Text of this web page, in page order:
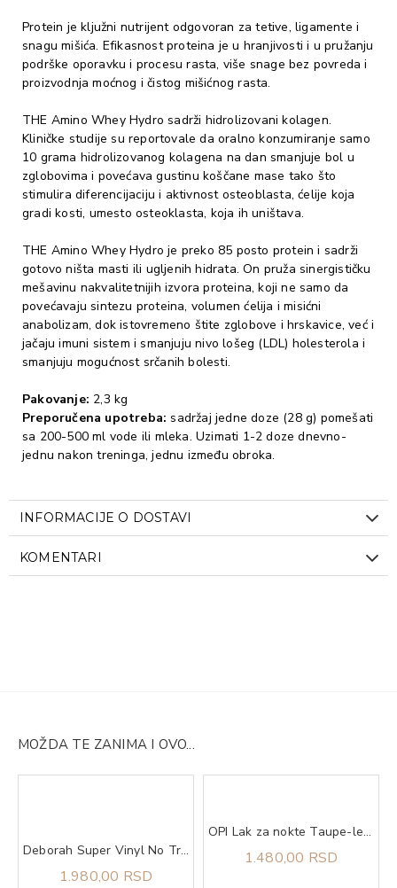
Protein je kljužni nutrijent odgovoran za tetive, ligamente i
snagu mišića. Efikasnost proteina je u hranjivosti i u pružanju
podrške oporavku i procesu rasta, više snage bez povreda i
proizvodnja moćnog i čistog mišićnog rasta.
THE Amino Whey Hydro sadrži hidrolizovani kolagen.
Kliničke studije su reportovale da oralno konzumiranje samo
10 grama hidrolizovanog kolagena na dan smanjuje bol u
zglobovima i povećava gustinu koščane mase tako što
stimulira diferencijaciju i aktivnost osteoblasta, ćelije koja
gradi kosti, umesto osteoklasta, koja ih uništava.
THE Amino Whey Hydro je preko 85 posto protein i sadrži
gotovo ništa masti ili ugljenih hidrata. On pruža sinergističku
mešavinu nakvalitetnijih izvora proteina, koji ne samo da
povećavaju sintezu proteina, volumen ćelija i misićni
anabolizam, dok istovremeno štite zglobove i hrskavice, već i
jačaju imuni sistem i smanjuju nivo lošeg (LDL) holesterola i
smanjuju mogućnost srčanih bolesti.
Pakovanje: 2,3 kg
Preporučena upotreba: sadržaj jedne doze (28 g) pomešati
sa 200-500 ml vode ili mleka. Uzimati 1-2 doze dnevno-
jednu nakon treninga, jednu između obroka.
INFORMACIJE O DOSTAVI
KOMENTARI
MOŽDA TE ZANIMA I OVO...
Deborah Super Vinyl No Transfer ruž za usne 06 Winery
1.980,00 RSD
OPI Lak za nokte Taupe-less Beach
1.480,00 RSD